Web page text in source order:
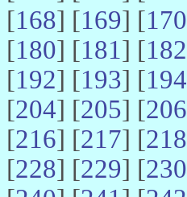
[168] [169] [170
[180] [181] [182
[192] [193] [194
[204] [205] [206
[216] [217] [218
[228] [229] [230